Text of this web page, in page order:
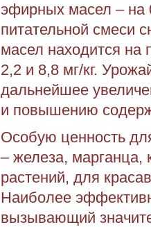
эфирных масел – на
питательной смеси
масел находится на
2,2 и 8,8 мг/кг.
дальнейшее
и повышению
Особую ценность
– железа, марганца,
растений, для
Наиболее
вызывающий